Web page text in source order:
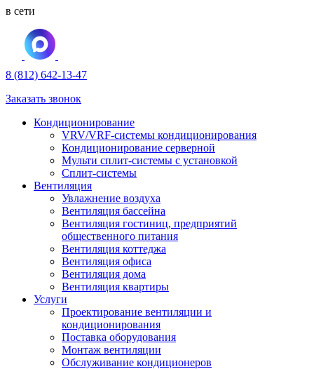
в сети
8 (812) 642-13-47
Заказать звонок
Кондиционирование
VRV/VRF-системы кондиционирования
Кондиционирование серверной
Мульти сплит-системы с установкой
Сплит-системы
Вентиляция
Увлажнение воздуха
Вентиляция бассейна
Вентиляция гостиниц, предприятий
общественного питания
Вентиляция коттеджа
Вентиляция офиса
Вентиляция дома
Вентиляция квартиры
Услуги
Проектирование вентиляции и
кондиционирования
Поставка оборудования
Монтаж вентиляции
Обслуживание кондиционеров